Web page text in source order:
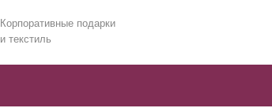
Корпоративные подарки
и текстиль